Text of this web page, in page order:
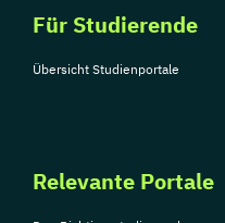
Für Studierende
Übersicht Studienportale
Relevante Portale